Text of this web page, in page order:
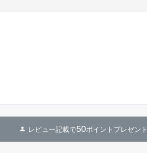
レビュー記載で50ポイントプレゼント